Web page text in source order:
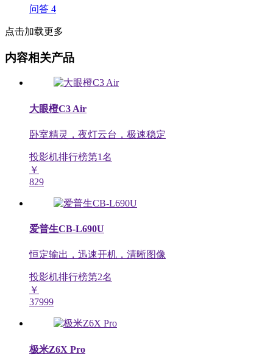
问答 4
点击加载更多
内容相关产品
大眼橙C3 Air
卧室精灵，夜灯云台，极速稳定
投影机排行榜第1名
￥
829
爱普生CB-L690U
恒定输出，迅速开机，清晰图像
投影机排行榜第2名
￥
37999
极米Z6X Pro